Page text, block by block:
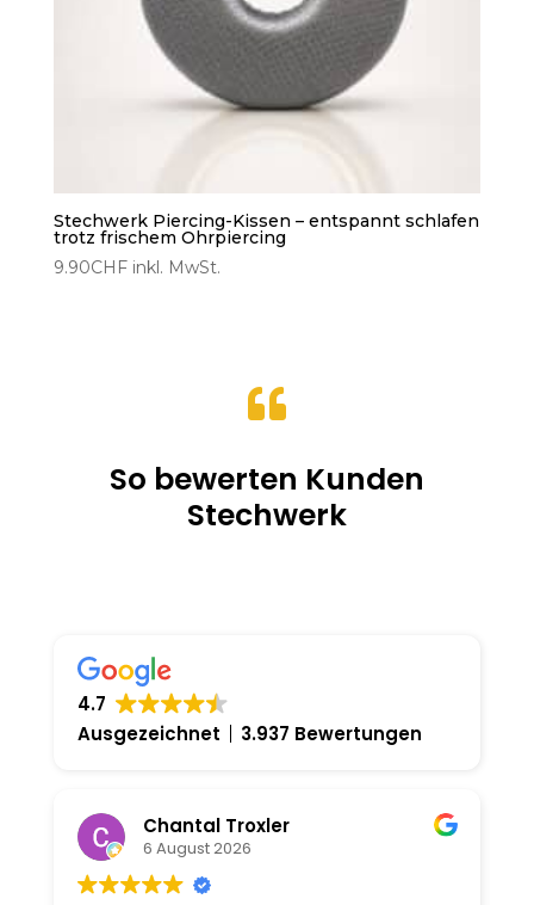
Stechwerk Piercing-Kissen – entspannt schlafen
trotz frischem Ohrpiercing
9.90CHF inkl. MwSt.

So bewerten Kunden
Stechwerk
4.7
Ausgezeichnet
3.937 Bewertungen
Chantal Troxler
6 August 2026